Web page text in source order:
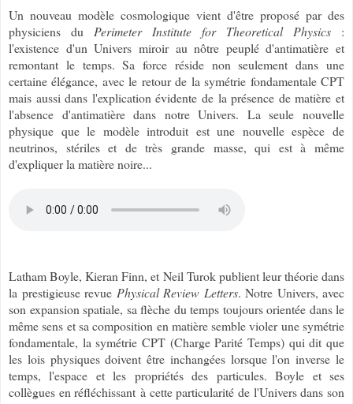
Un nouveau modèle cosmologique vient d'être proposé par des
physiciens du Perimeter Institute for Theoretical Physics :
l'existence d'un Univers miroir au nôtre peuplé d'antimatière et
remontant le temps. Sa force réside non seulement dans une
certaine élégance, avec le retour de la symétrie fondamentale CPT
mais aussi dans l'explication évidente de la présence de matière et
l'absence d'antimatière dans notre Univers. La seule nouvelle
physique que le modèle introduit est une nouvelle espèce de
neutrinos, stériles et de très grande masse, qui est à même
d'expliquer la matière noire...
Latham Boyle, Kieran Finn, et Neil Turok publient leur théorie dans
la prestigieuse revue Physical Review Letters. Notre Univers, avec
son expansion spatiale, sa flèche du temps toujours orientée dans le
même sens et sa composition en matière semble violer une symétrie
fondamentale, la symétrie CPT (Charge Parité Temps) qui dit que
les lois physiques doivent être inchangées lorsque l'on inverse le
temps, l'espace et les propriétés des particules. Boyle et ses
collègues en réfléchissant à cette particularité de l'Univers dans son